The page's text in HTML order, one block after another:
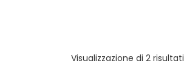
Visualizzazione di 2 risultati